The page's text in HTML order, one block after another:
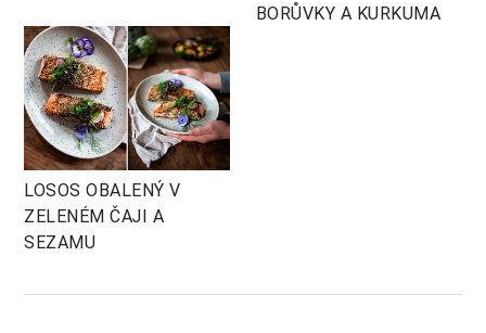
BORŮVKY A KURKUMA
LOSOS OBALENÝ V
ZELENÉM ČAJI A
SEZAMU